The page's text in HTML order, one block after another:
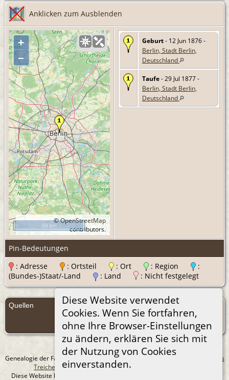
Diese Website verwendet
Cookies. Wenn Sie fortfahren,
ohne Ihre Browser-Einstellungen
zu ändern, erklären Sie sich mit
der Nutzung von Cookies
einverstanden.
Anklicken zum Ausblenden
+
–
©OpenStreetMap
contributors.
50 km
Geburt- 12 Jun 1876 -
Berlin, Stadt Berlin,
Deutschland
Taufe- 29 Jul 1877 -
Berlin, Stadt Berlin,
Deutschland
Pin-Bedeutungen
: Adresse
: Ortsteil : Ort : Region
:
(Bundes-)Staat/-Land
: Land : Nicht festgelegt
Quellen
Quellen
(Anmelden)
Genealogie der Familie Treichel aus Berlin. - erstellt und betreut von
Andreas
Treichel
Copyright © 2014-2026 Alle Rechte vorbehalten.
Diese Website läuft mit